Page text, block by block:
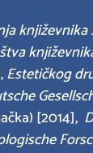
književnika
Estetičkog
[2014],